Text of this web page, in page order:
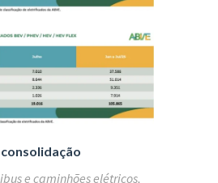
e caminhões elétricos,